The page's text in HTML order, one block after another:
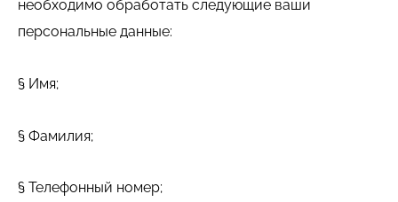
необходимо обработать следующие ваши
персональные данные:
§ Имя;
§ Фамилия;
§ Телефонный номер;